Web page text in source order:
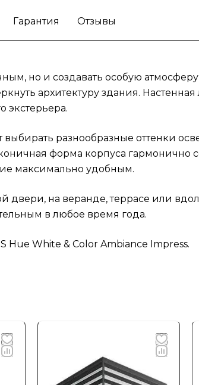
Гарантия Отзывы
но и создавать особую
архитектуру здания.
экстерьера.
выбирать разнообразные оттенки
форма корпуса гармонично
максимально удобным.
двери, на веранде, террасе или
в любое время года.
Hue White & Color Ambiance Impress.